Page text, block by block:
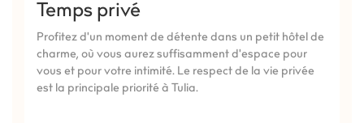
Temps privé
Profitez d'un moment de détente dans un petit hôtel de
charme, où vous aurez suffisamment d'espace pour
vous et pour votre intimité. Le respect de la vie privée
est la principale priorité à Tulia.